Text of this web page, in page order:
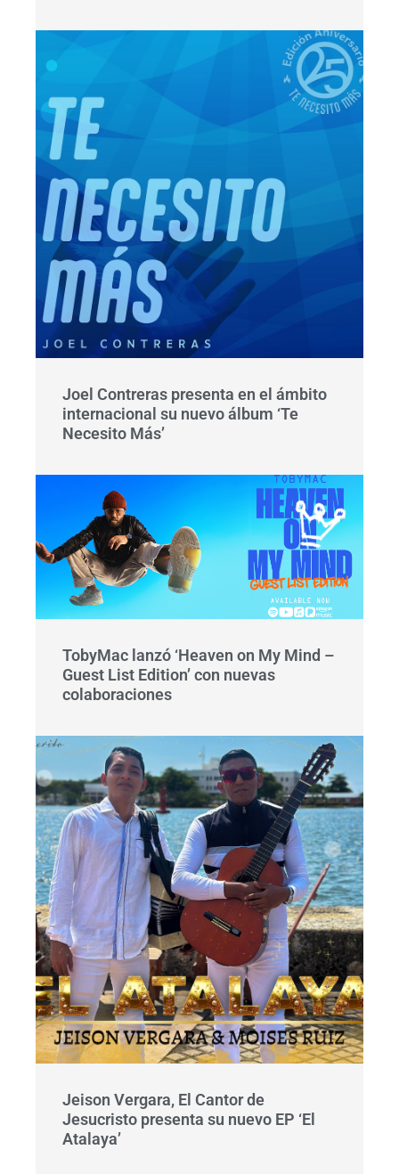
Joel Contreras presenta en el ámbito
internacional su nuevo álbum ‘Te
Necesito Más’
TobyMac lanzó ‘Heaven on My Mind –
Guest List Edition’ con nuevas
colaboraciones
Jeison Vergara, El Cantor de
Jesucristo presenta su nuevo EP ‘El
Atalaya’